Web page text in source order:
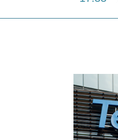
13:44
12:44
11:12
15:59
18:31